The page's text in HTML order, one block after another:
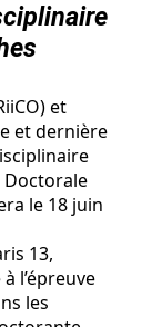
et
et dernière
Doctorale
le 18 juin
13,
l’épreuve
les